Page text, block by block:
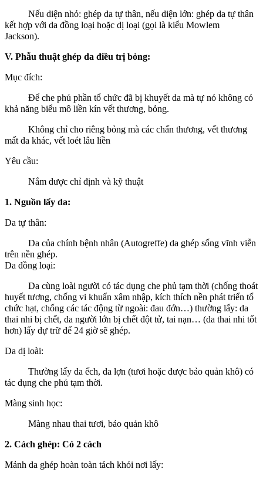
Nếu diện nhỏ: ghép da tự thân, nếu diện lớn: ghép da tự thân
kết hợp với da đồng loại hoặc dị loại (gọi là kiểu Mowlem
Jackson).
V. Phẫu thuật ghép da điều trị bỏng:
Mục đích:
Để che phủ phần tổ chức đã bị khuyết da mà tự nó không có
khả năng biểu mô liền kín vết thương, bỏng.
Không chỉ cho riêng bỏng mà các chấn thương, vết thương
mất da khác, vết loét lâu liền
Yêu cầu:
Nắm dược chỉ định và kỹ thuật
1. Nguồn lấy da:
Da tự thân:
Da của chính bệnh nhân (Autogreffe) da ghép sống vĩnh viễn
trên nền ghép.
Da đồng loại:
Da cùng loài người có tác dụng che phủ tạm thời (chống thoát
huyết tương, chống vi khuẩn xâm nhập, kích thích nền phát triển tổ
chức hạt, chống các tác động từ ngoài: đau đớn…) thường lấy: da
thai nhi bị chết, da người lớn bị chết đột tử, tai nạn… (da thai nhi tốt
hơn) lấy dự trữ để 24 giờ sẽ ghép.
Da dị loài:
Thường lấy da ếch, da lợn (tươi hoặc được bảo quản khô) có
tác dụng che phủ tạm thời.
Màng sinh học:
Màng nhau thai tươi, bảo quản khô
2. Cách ghép: Có 2 cách
Mảnh da ghép hoàn toàn tách khỏi nơi lấy: